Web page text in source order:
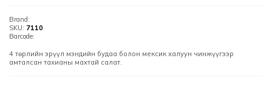
Brand:
SKU: 7110
Barcode:
4 төрлийн эрүүл мэндийн будаа болон мексик халуун чинжүүгээр
амталсан тахианы махтай салат.